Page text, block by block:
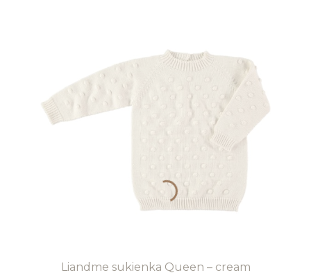
Liandme sukienka Queen – cream